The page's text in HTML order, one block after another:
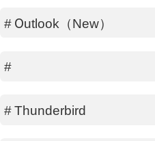
#Outlook（New）
#
#Thunderbird